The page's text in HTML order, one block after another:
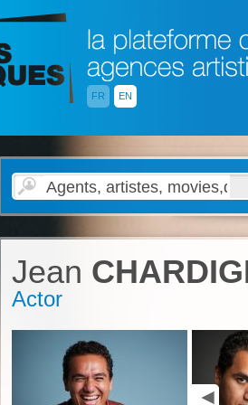
FR EN
Jean
Actor